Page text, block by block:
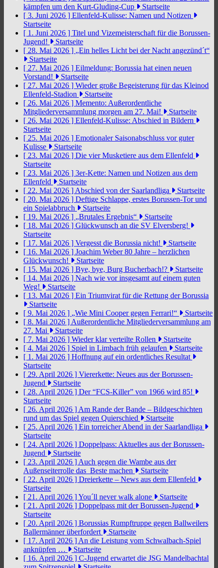
kämpfen um den Kurt-Gluding-Cup
Startseite
[ 3. Juni 2026 ] Ellenfeld-Kulisse: Namen und Notizen
Startseite
[ 1. Juni 2026 ] Titel und Vizemeisterschaft für die Borussen-
Jugend!
Startseite
[ 28. Mai 2026 ] „Ein helles Licht bei der Nacht angezünd´t“
Startseite
[ 27. Mai 2026 ] Eilmeldung: Borussia hat einen neuen
Vorstand!
Startseite
[ 27. Mai 2026 ] Wieder große Begeisterung für das Kleinod
Ellenfeld-Stadion
Startseite
[ 26. Mai 2026 ] Memento: Außerordentliche
Mitgliederversammlung morgen am 27. Mai!
Startseite
[ 26. Mai 2026 ] Ellenfeld-Kulisse: Abschied in Bildern
Startseite
[ 25. Mai 2026 ] Emotionaler Saisonabschluss vor guter
Kulisse
Startseite
[ 23. Mai 2026 ] Die vier Musketiere aus dem Ellenfeld
Startseite
[ 23. Mai 2026 ] 3er-Kette: Namen und Notizen aus dem
Ellenfeld
Startseite
[ 22. Mai 2026 ] Abschied von der Saarlandliga
Startseite
[ 20. Mai 2026 ] Deftige Schlappe, erstes Borussen-Tor und
ein Spielabbruch
Startseite
[ 19. Mai 2026 ] „Brutales Ergebnis“
Startseite
[ 18. Mai 2026 ] Glückwunsch an die SV Elversberg!
Startseite
[ 17. Mai 2026 ] Vergesst die Borussia nicht!
Startseite
[ 16. Mai 2026 ] Joachim Weber 80 Jahre – herzlichen
Glückwunsch!
Startseite
[ 15. Mai 2026 ] Bye, bye, Burg Bucherbach!?
Startseite
[ 14. Mai 2026 ] Nach wie vor insgesamt auf einem guten
Weg!
Startseite
[ 13. Mai 2026 ] Ein Triumvirat für die Rettung der Borussia
Startseite
[ 9. Mai 2026 ] „Wie Mini Cooper gegen Ferrari!“
Startseite
[ 8. Mai 2026 ] Außerordentliche Mitgliederversammlung am
27. Mai
Startseite
[ 7. Mai 2026 ] Wieder klar verteilte Rollen
Startseite
[ 4. Mai 2026 ] Spiel in Limbach früh gelaufen
Startseite
[ 1. Mai 2026 ] Hoffnung auf ein ordentliches Resultat
Startseite
[ 29. April 2026 ] Viererkette: Neues aus der Borussen-
Jugend
Startseite
[ 28. April 2026 ] Der “FCS-Killer” von 1966 wird 85!
Startseite
[ 26. April 2026 ] Am Rande der Bande – Bildgeschichten
rund um das Spiel gegen Quierschied
Startseite
[ 25. April 2026 ] Ein torreicher Abend in der Saarlandliga
Startseite
[ 24. April 2026 ] Doppelpass: Aktuelles aus der Borussen-
Jugend
Startseite
[ 23. April 2026 ] Auch gegen die Wambe aus der
Außenseiterrolle das Beste machen
Startseite
[ 22. April 2026 ] Dreierkette – News aus dem Ellenfeld
Startseite
[ 21. April 2026 ]You´ll never walk alone
Startseite
[ 21. April 2026 ] Doppelpass mit der Borussen-Jugend
Startseite
[ 20. April 2026 ] Borussias Rumpftruppe gegen Ballweilers
Ballermänner überfordert
Startseite
[ 17. April 2026 ] An die Leistung vom Schwalbach-Spiel
anknüpfen …
Startseite
[ 16. April 2026 ] C-Jugend erwartet die JSG Mandelbachtal